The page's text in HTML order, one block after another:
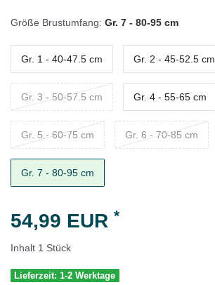
Größe Brustumfang: Gr. 7 - 80-95 cm
Gr. 1 - 40-47.5 cm Gr. 2 - 45-52.5 cm
Gr. 3 - 50-57.5 cm Gr. 4 - 55-65 cm
Gr. 5 - 60-75 cm Gr. 6 - 70-85 cm
Gr. 7 - 80-95 cm
54,99 EUR *
Inhalt 1 Stück
Lieferzeit: 1-2 Werktage